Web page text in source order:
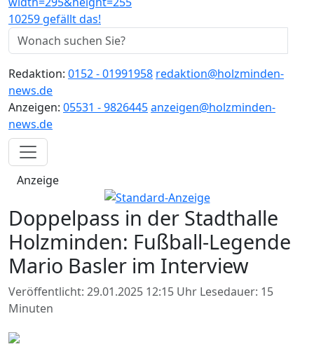
10259 gefällt das!
Redaktion: 0152 - 01991958 redaktion@holzminden-
news.de
Anzeigen: 05531 - 9826445anzeigen@holzminden-
news.de
Anzeige
Doppelpass in der Stadthalle
Holzminden: Fußball-Legende
Mario Basler im Interview
Veröffentlicht: 29.01.2025 12:15 Uhr Lesedauer: 15
Minuten